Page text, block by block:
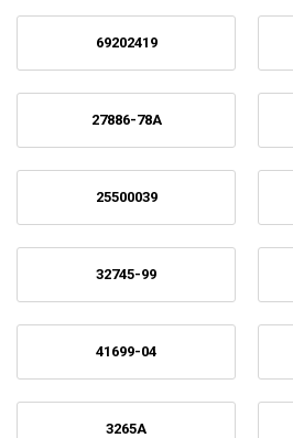
69202419
27886-78A
25500039
32745-99
41699-04
3265A